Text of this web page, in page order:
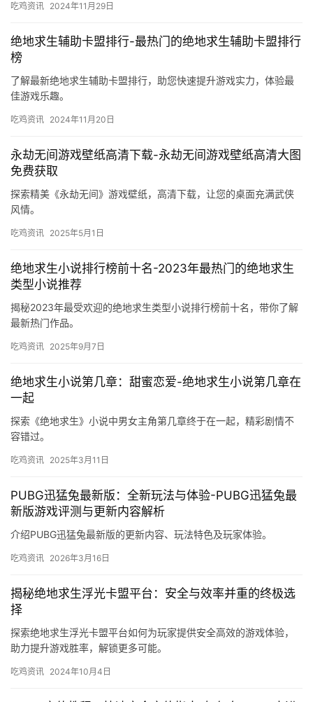
吃鸡资讯 2024年11月29日
绝地求生辅助卡盟排行-最热门的绝地求生辅助卡盟排行
榜
了解最新绝地求生辅助卡盟排行，助您快速提升游戏实力，体验最
佳游戏乐趣。
吃鸡资讯 2024年11月20日
永劫无间游戏壁纸高清下载-永劫无间游戏壁纸高清大图
免费获取
探索精美《永劫无间》游戏壁纸，高清下载，让您的桌面充满武侠
风情。
吃鸡资讯 2025年5月1日
绝地求生小说排行榜前十名-2023年最热门的绝地求生
类型小说推荐
揭秘2023年最受欢迎的绝地求生类型小说排行榜前十名，带你了解
最新热门作品。
吃鸡资讯 2025年9月7日
绝地求生小说第几章：甜蜜恋爱-绝地求生小说第几章在
一起
探索《绝地求生》小说中男女主角第几章终于在一起，精彩剧情不
容错过。
吃鸡资讯 2025年3月11日
PUBG迅猛兔最新版：全新玩法与体验-PUBG迅猛兔最
新版游戏评测与更新内容解析
介绍PUBG迅猛兔最新版的更新内容、玩法特色及玩家体验。
吃鸡资讯 2026年3月16日
揭秘绝地求生浮光卡盟平台：安全与效率并重的终极选
择
探索绝地求生浮光卡盟平台如何为玩家提供安全高效的游戏体验，
助力提升游戏胜率，解锁更多可能。
吃鸡资讯 2024年10月4日